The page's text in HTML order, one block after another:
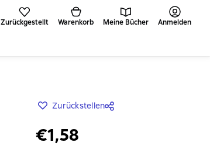
Zurückgestellt Warenkorb Meine Bücher Anmelden
Zurückstellen
€1,58